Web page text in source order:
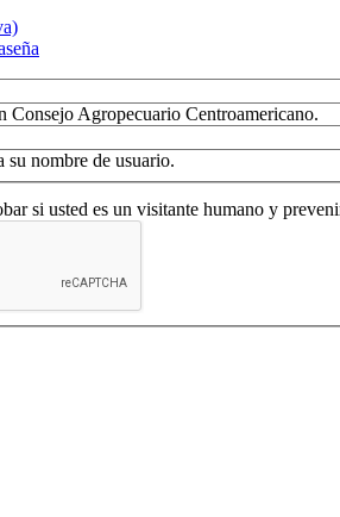
Consejo Agropecuario Centroamericano.
su nombre de usuario.
si usted es un visitante humano y